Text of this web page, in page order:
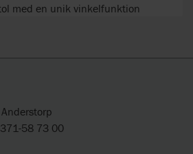
med en unik vinkelfunktion
58 73 00